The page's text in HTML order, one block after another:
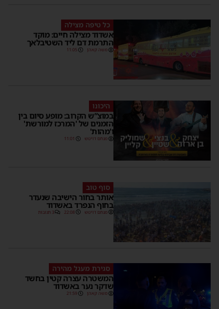
כל טיפה מצילה
אשדוד מצילה חיים: מוקד
התרמת דם ליד השטיבלאך
משה קאהן 11:05
היכונו
במוצ”ש הקרוב: מופע סיום בין
הזמנים של 'המרכז למורשת'
ו'מהות'
מנחם דויטש 11:01
סוף טוב
אותר בחור הישיבה שנעדר
בחוף הנפרד באשדוד
מנחם דויטש 22:08 3 תגובות
סגירת מעגל מהירה
המשטרה עצרה קטין בחשד
שדקר נער באשדוד
משה קאהן 21:59